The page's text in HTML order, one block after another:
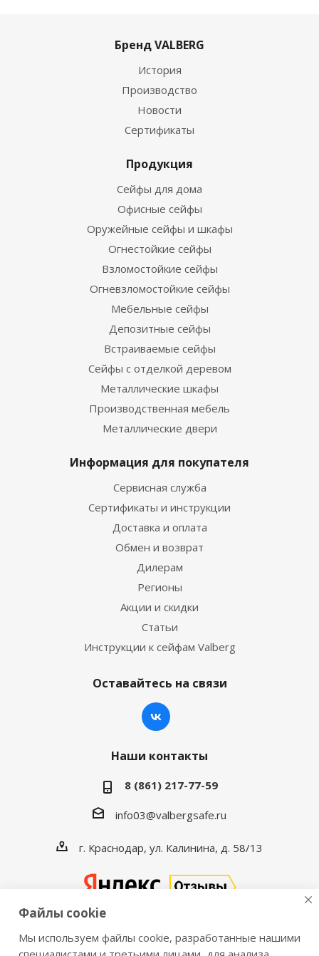
Бренд VALBERG
История
Производство
Новости
Сертификаты
Продукция
Сейфы для дома
Офисные сейфы
Оружейные сейфы и шкафы
Огнестойкие сейфы
Взломостойкие сейфы
Огневзломостойкие сейфы
Мебельные сейфы
Депозитные сейфы
Встраиваемые сейфы
Сейфы с отделкой деревом
Металлические шкафы
Производственная мебель
Металлические двери
Информация для покупателя
Сервисная служба
Сертификаты и инструкции
Доставка и оплата
Обмен и возврат
Дилерам
Регионы
Акции и скидки
Статьи
Инструкции к сейфам Valberg
Оставайтесь на связи
Наши контакты
8 (861) 217-77-59
info03@valbergsafe.ru
г. Краснодар, ул. Калинина, д. 58/13
Файлы cookie
Мы используем файлы cookie, разработанные нашими